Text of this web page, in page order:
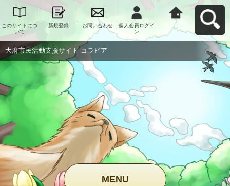
このサイトにつ
いて
新規登録 お問い合わせ
個人会員ログイ
ン
大府市民活動支
援サイト コラビ
アへ戻る
大府市民活動支援サイト コラビア
MENU